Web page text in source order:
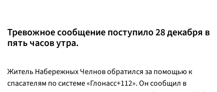
Тревожное сообщение поступило 28 декабря в
пять часов утра.
Житель Набережных Челнов обратился за помощью к
спасателям по системе «Глонасс+112». Он сообщил в